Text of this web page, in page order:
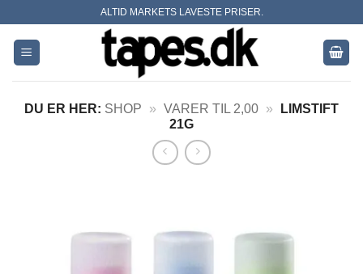
content
ALTID MARKETS LAVESTE PRISER.
DU ER HER: SHOP » VARER TIL 2,00 »
LIMSTIFT
21G